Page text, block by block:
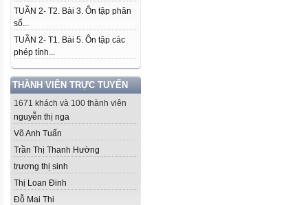
TUẦN 2- T2. Bài 3. Ôn tập phân
số...
TUẦN 2- T1. Bài 5. Ôn tập các
phép tính...
THÀNH VIÊN TRỰC TUYẾN
1671 khách và 100 thành viên
nguyễn thị nga
Võ Anh Tuấn
Trần Thị Thanh Hường
trương thị sinh
Thị Loan Đinh
Đỗ Mai Thi